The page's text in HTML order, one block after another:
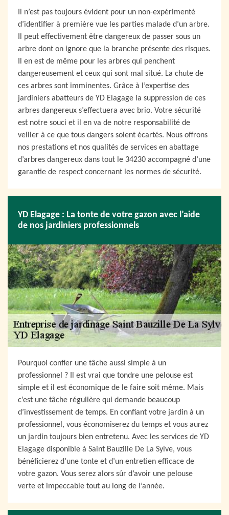
Il n’est pas toujours évident pour un non-expérimenté
d’identifier à première vue les parties malade d’un arbre.
Il peut effectivement être dangereux de passer sous un
arbre dont on ignore que la branche présente des risques.
Il en est de même pour les arbres qui penchent
dangereusement et ceux qui sont mal situé. La chute de
ces arbres sont imminentes. Grâce à l’expertise des
jardiniers abatteurs de YD Elagage la suppression de ces
arbres dangereux s’effectuera avec brio. Votre sécurité
est notre souci et il en va de notre responsabilité de
veiller à ce que tous dangers soient écartés. Nous offrons
nos prestations et nos qualités de services en abattage
d’arbres dangereux dans tout le 34230 accompagné d’une
garantie de respect concernant les normes de sécurité.
YD Elagage : La tonte de votre gazon avec l’aide
de nos jardiniers professionnels
Pourquoi confier une tâche aussi simple à un
professionnel ? Il est vrai que tondre une pelouse est
simple et il est économique de le faire soit même. Mais
c’est une tâche régulière qui demande beaucoup
d’investissement de temps. En confiant votre jardin à un
professionnel, vous économiserez du temps et vous aurez
un jardin toujours bien entretenu. Avec les services de YD
Elagage disponible à Saint Bauzille De La Sylve, vous
bénéficierez d’une tonte et d’un entretien efficace de
votre gazon. Vous serez alors sûr d’avoir une pelouse
verte et impeccable tout au long de l’année.